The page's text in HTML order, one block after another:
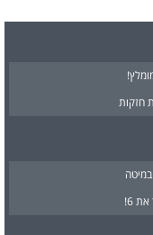
חזקות